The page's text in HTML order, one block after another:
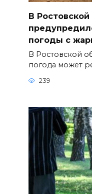
В
погоды с
В Ростовской
погода может
239